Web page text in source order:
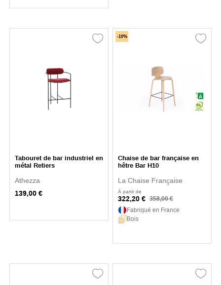
Tabouret de bar industriel en
métal Retiers
Athezza
139,00 €
-10%
Chaise de bar française en
hêtre Bar H10
La Chaise Française
À partir de
322,20 € 358,00 €
Fabriqué en France
Bois